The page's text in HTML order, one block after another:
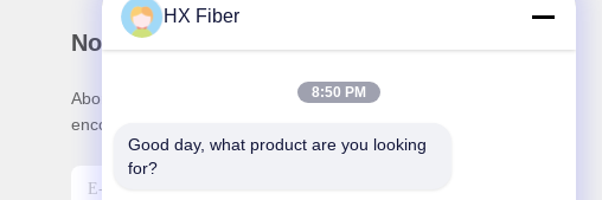
Notre newsletter
Abonnez-vous à notre newsletter pour des réductions et plus
encore.
HX Fiber
8:50 PM
Good day, what product are you looking
for?